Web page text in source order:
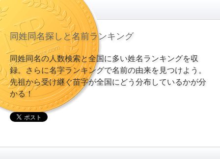
同姓同名探しと名前ランキング
同姓同名の人数検索と全国に多い姓名ランキングを収
録。さらに名字ランキングで名前の由来を見つけよう。
先祖から受け継ぐ苗字が全国にどう分布しているかが分
かる！